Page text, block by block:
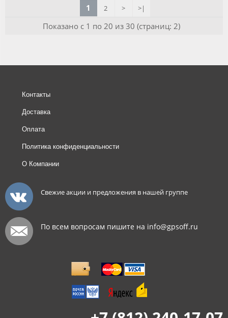
1 2 > >|
Показано с 1 по 20 из 30 (страниц: 2)
Контакты
Доставка
Оплата
Политика конфиденциальности
О Компании
Свежие акции и предложения в нашей группе
По всем вопросам пишите на info@gpsoff.ru